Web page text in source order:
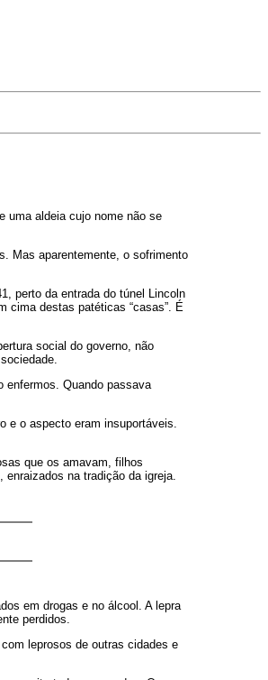
uma aldeia cujo nome não se
Mas aparentemente, o sofrimento
perto da entrada do túnel Lincoln
cima destas patéticas “casas”. É
social do governo, não
enfermos. Quando passava
e o aspecto eram insuportáveis.
que os amavam, filhos
na tradição da igreja.
em drogas e no álcool. A lepra
perdidos.
leprosos de outras cidades e